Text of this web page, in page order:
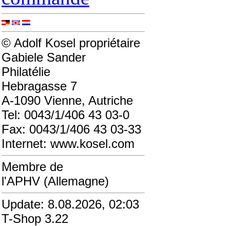
© Adolf Kosel propriétaire
Gabiele Sander
Philatélie
Hebragasse 7
A-1090 Vienne, Autriche
Tel: 0043/1/406 43 03-0
Fax: 0043/1/406 43 03-33
Internet: www.kosel.com
Membre de
l'APHV (Allemagne)
Update: 8.08.2026, 02:03
T-Shop 3.22